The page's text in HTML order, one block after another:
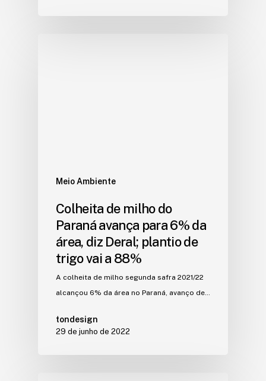
Meio Ambiente
Colheita de milho do
Paraná avança para 6% da
área, diz Deral; plantio de
trigo vai a 88%
A colheita de milho segunda safra 2021/22
alcançou 6% da área no Paraná, avanço de…
tondesign
29 de junho de 2022